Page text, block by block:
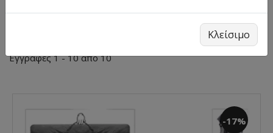
Εγγραφές 1 - 10 από 10
-17%
Κλείσιμο